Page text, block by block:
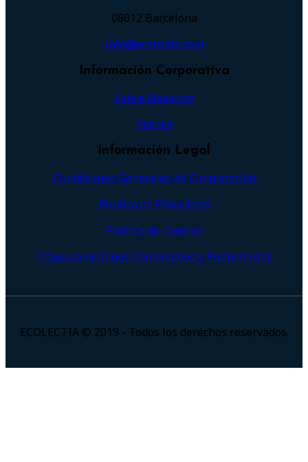
08012 Barcelona
info@ecolectia.com
Información Corporativa
Sobre Nosotros
Prensa
Información Legal
Condiciones Generales de Contratación
Política de Privacidad
Política de Cookies
Cláusula Acciones Comerciales y Publicitarias
ECOLECTIA © 2019 - Todos los derechos reservados.